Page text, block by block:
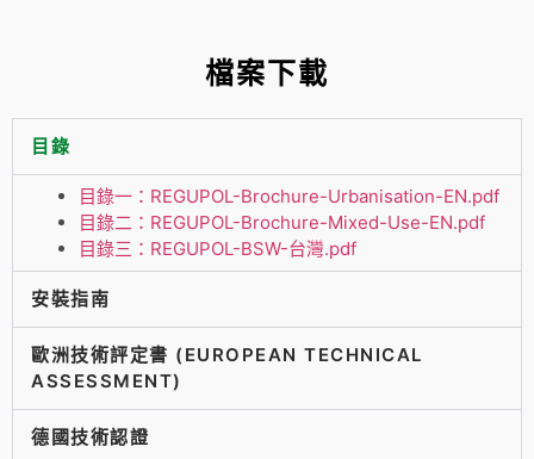
檔案下載
目錄
目錄一：REGUPOL-Brochure-Urbanisation-EN.pdf
目錄二：REGUPOL-Brochure-Mixed-Use-EN.pdf
目錄三：REGUPOL-BSW-台灣.pdf
安裝指南
歐洲技術評定書 (EUROPEAN TECHNICAL
ASSESSMENT)
德國技術認證